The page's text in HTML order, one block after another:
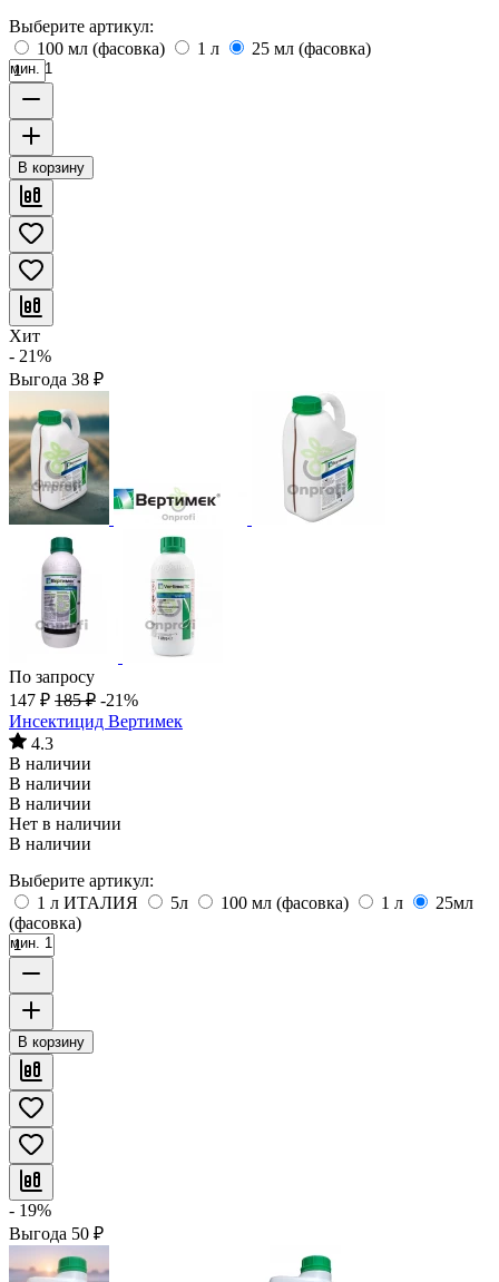
Выберите артикул:
100 мл (фасовка)
1 л 25 мл (фасовка)
мин. 1
В корзину
Хит
- 21%
Выгода 38 ₽
По запросу
147 ₽ 185 ₽ -21%
Инсектицид Вертимек
4.3
В наличии
В наличии
В наличии
Нет в наличии
В наличии
Выберите артикул:
1 л ИТАЛИЯ
5л 100 мл (фасовка) 1 л
25мл
(фасовка)
мин. 1
В корзину
- 19%
Выгода 50 ₽